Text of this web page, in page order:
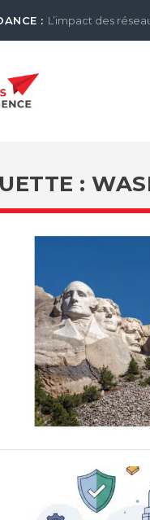
: L’impact des
: